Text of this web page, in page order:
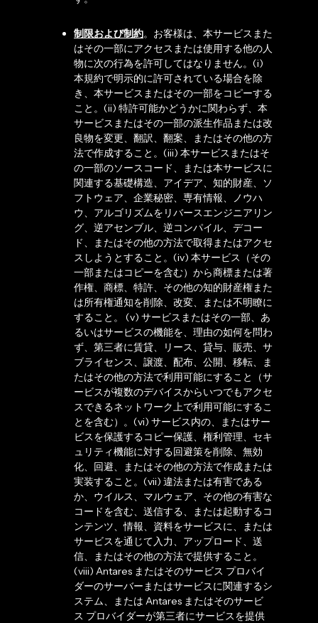
制限および制約。お客様は、本サービスまた
はその一部にアクセスまたは使用する他の人
物に次の行為を許可してはなりません。(i)
本規約で明示的に許可されている場合を除
き、本サービスまたはその一部をコピーする
こと。(ii) 特許可能かどうかに関わらず、本
サービスまたはその一部の派生作品または改
良物を変更、翻訳、翻案、またはその他の方
法で作成すること。(iii) 本サービスまたはそ
の一部のソースコード、または本サービスに
関連する基礎構造、アイデア、知的財産、ソ
フトウェア、企業秘密、専有情報、ノウハ
ウ、アルゴリズムをリバースエンジニアリン
グ、逆アセンブル、逆コンパイル、デコー
ド、またはその他の方法で取得またはアクセ
スしようとすること。(iv) 本サービス（その
一部またはコピーを含む）から商標または著
作権、商標、特許、その他の知的財産権また
は所有権通知を削除、改変、または不明瞭に
すること。 (v) サービスまたはその一部、あ
るいはサービスの機能を、理由の如何を問わ
ず、第三者に賃貸、リース、貸与、販売、サ
ブライセンス、譲渡、配布、公開、移転、ま
たはその他の方法で利用可能にすること（サ
ービスが複数のデバイスからいつでもアクセ
スできるネットワーク上で利用可能にするこ
とを含む）。(vi) サービス内の、またはサー
ビスを保護するコピー保護、権利管理、セキ
ュリティ機能に対する回避策を削除、無効
化、回避、またはその他の方法で作成または
実装すること。(vii) 違法または有害である
か、ウイルス、マルウェア、その他の有害な
コードを含む、送信する、または起動するコ
ンテンツ、情報、資料をサービスに、または
サービスを通じて入力、アップロード、送
信、またはその他の方法で提供すること。
(viii) Antares またはそのサービス プロバイ
ダーのサーバーまたはサービスに関連するシ
ステム、または Antares またはそのサービ
ス プロバイダーが第三者にサービスを提供